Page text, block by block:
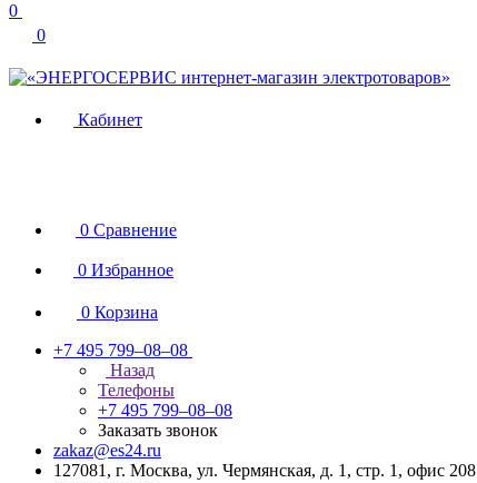
0
0
Кабинет
0 Сравнение
0 Избранное
0 Корзина
+7 495 799–08–08
Назад
Телефоны
+7 495 799–08–08
Заказать звонок
zakaz@es24.ru
127081, г. Москва, ул. Чермянская, д. 1, стр. 1, офис 208